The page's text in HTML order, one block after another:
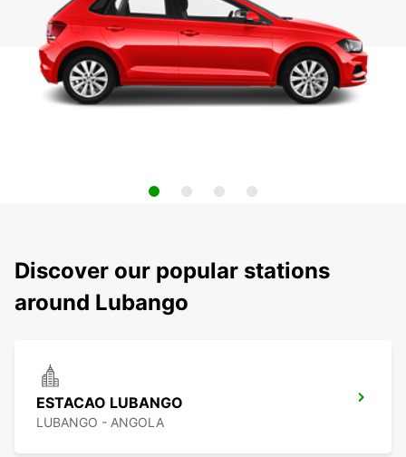
Discover our popular stations
around Lubango
ESTACAO LUBANGO
LUBANGO - ANGOLA